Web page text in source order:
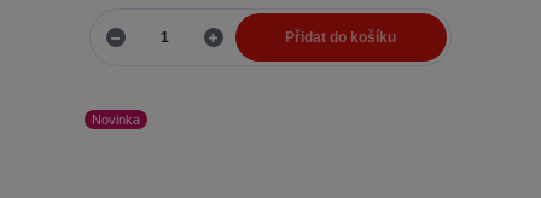
Přidat do košíku
Novinka